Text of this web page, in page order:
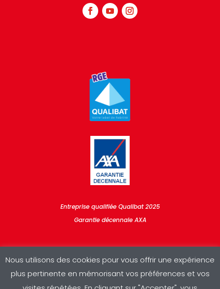
Entreprise qualifiée Qualibat 2025
Garantie décennale AXA
Nous utilisons des cookies pour vous offrir une expérience
plus pertinente en mémorisant vos préférences et vos